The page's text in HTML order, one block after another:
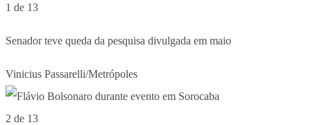
1 de 13
Senador teve queda da pesquisa divulgada em maio
Vinicius Passarelli/Metrópoles
2 de 13